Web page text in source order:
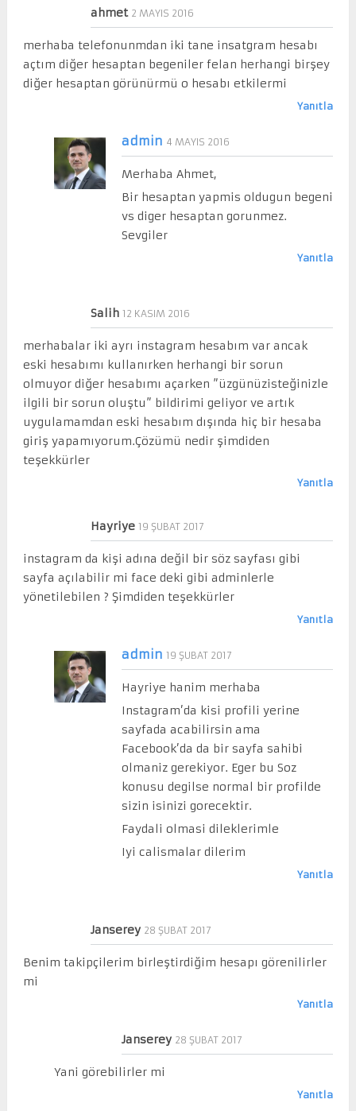
ahmet 2 MAYIS 2016
merhaba telefonunmdan iki tane insatgram hesabı
açtım diğer hesaptan begeniler felan herhangi birşey
diğer hesaptan görünürmü o hesabı etkilermi
Yanıtla
admin 4 MAYIS 2016
Merhaba Ahmet,
Bir hesaptan yapmis oldugun begeni
vs diger hesaptan gorunmez.
Sevgiler
Yanıtla
Salih 12 KASIM 2016
merhabalar iki ayrı instagram hesabım var ancak
eski hesabımı kullanırken herhangi bir sorun
olmuyor diğer hesabımı açarken ”üzgünüzisteğinizle
ilgili bir sorun oluştu” bildirimi geliyor ve artık
uygulamamdan eski hesabım dışında hiç bir hesaba
giriş yapamıyorum.Çözümü nedir şimdiden
teşekkürler
Yanıtla
Hayriye 19 ŞUBAT 2017
instagram da kişi adına değil bir söz sayfası gibi
sayfa açılabilir mi face deki gibi adminlerle
yönetilebilen ? Şimdiden teşekkürler
Yanıtla
admin 19 ŞUBAT 2017
Hayriye hanim merhaba
Instagram’da kisi profili yerine
sayfada acabilirsin ama
Facebook’da da bir sayfa sahibi
olmaniz gerekiyor. Eger bu Soz
konusu degilse normal bir profilde
sizin isinizi gorecektir.
Faydali olmasi dileklerimle
Iyi calismalar dilerim
Yanıtla
Janserey 28 ŞUBAT 2017
Benim takipçilerim birleştirdiğim hesapı görenilirler
mi
Yanıtla
Janserey 28 ŞUBAT 2017
Yani görebilirler mi
Yanıtla